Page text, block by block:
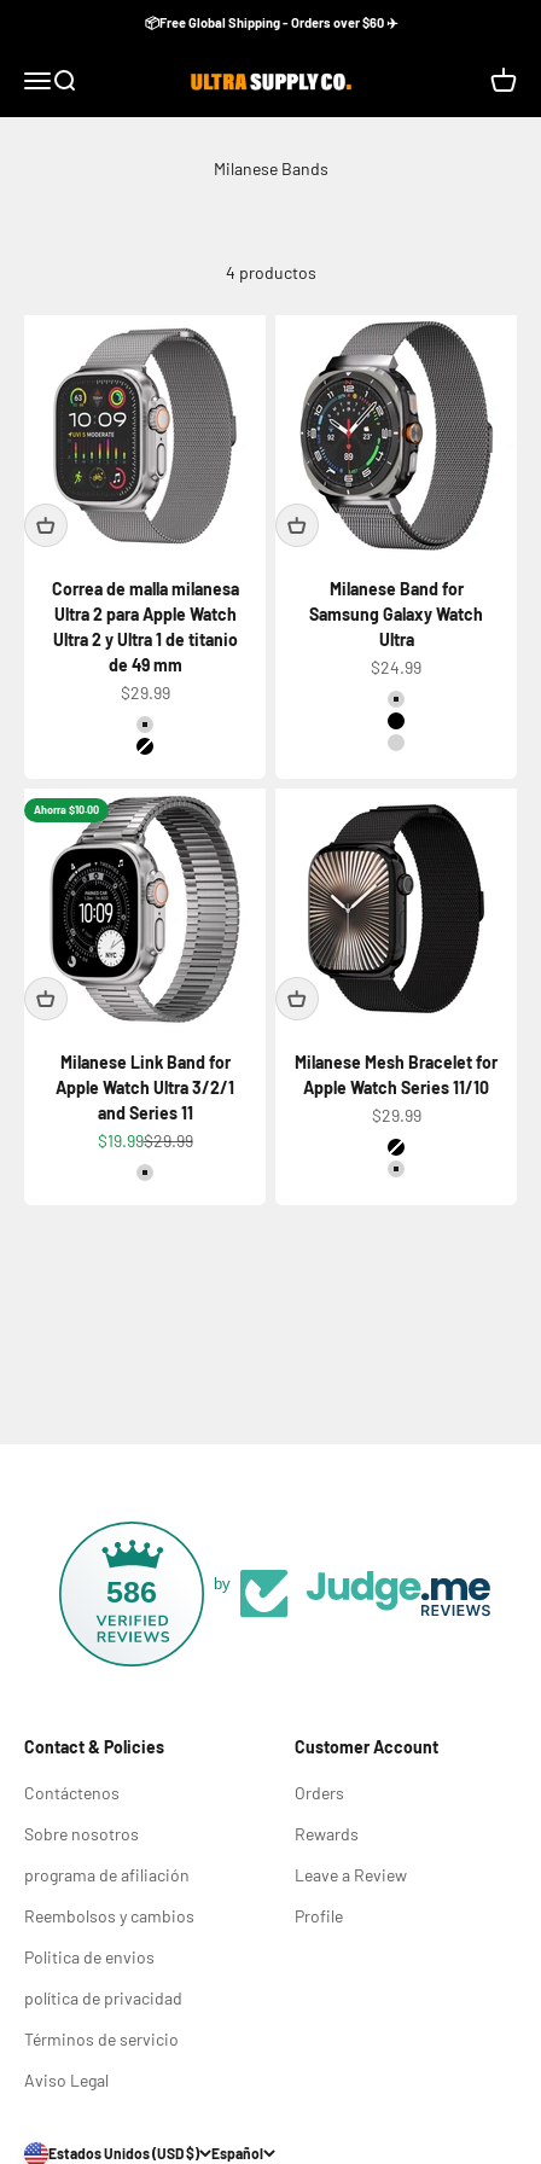
📦Free Global Shipping - Orders over $60 ✈️
MenúBuscar Ultra Supply Co Carrito
4 productos
Correa de malla milanesa
Ultra 2 para Apple Watch
Ultra 2 y Ultra 1 de titanio
de 49 mm
Precio de oferta
$29.99
Color
Titanium Natural
Titanium Black
Milanese Band for
Samsung Galaxy Watch
Ultra
Precio de oferta
$24.99
Color
Titanium Natural
Titanium Black
Titanium Silver
Ahorra $10.00
Milanese Link Band for
Apple Watch Ultra 3/2/1
and Series 11
Precio de oferta
$19.99Precio normal
$29.99
Color
Titanium Natural
Milanese Mesh Bracelet for
Apple Watch Series 11/10
Precio de oferta
$29.99
Color
Titanium Black
Titanium Natural
586 by
Contact & Policies
Contáctenos
Sobre nosotros
programa de afiliación
Reembolsos y cambios
Politica de envios
política de privacidad
Términos de servicio
Aviso Legal
Customer Account
Orders
Rewards
Leave a Review
Profile
Estados Unidos (USD $) Español